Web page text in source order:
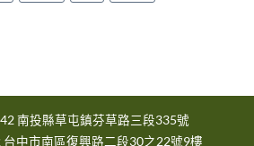
南投縣草屯鎮芬草路三段335號
中市南區復興路二段30之22號9樓